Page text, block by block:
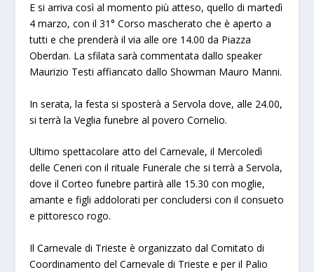
E si arriva così al momento più atteso, quello di martedì
4 marzo, con il 31° Corso mascherato che è aperto a
tutti e che prenderà il via alle ore 14.00 da Piazza
Oberdan. La sfilata sarà commentata dallo speaker
Maurizio Testi affiancato dallo Showman Mauro Manni.
In serata, la festa si sposterà a Servola dove, alle 24.00,
si terrà la Veglia funebre al povero Cornelio.
Ultimo spettacolare atto del Carnevale, il Mercoledì
delle Ceneri con il rituale Funerale che si terrà a Servola,
dove il Corteo funebre partirà alle 15.30 con moglie,
amante e figli addolorati per concludersi con il consueto
e pittoresco rogo.
Il Carnevale di Trieste è organizzato dal Comitato di
Coordinamento del Carnevale di Trieste e per il Palio